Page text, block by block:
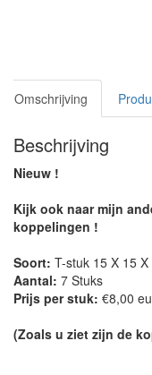
Omschrijving
Beschrijving
Nieuw !
Kijk ook naar mijn
koppelingen !
Soort: T-stuk 15 X 15
Aantal: 7 Stuks
Prijs per stuk: €8,00
(Zoals u ziet zijn de